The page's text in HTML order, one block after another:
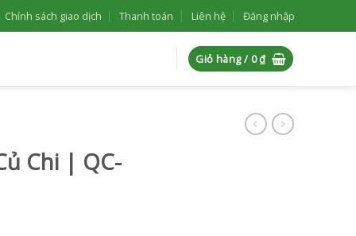
Chính sách giao dịch Thanh toán Liên hệ Đăng nhập
Giỏ hàng / 0₫
Chi | QC-